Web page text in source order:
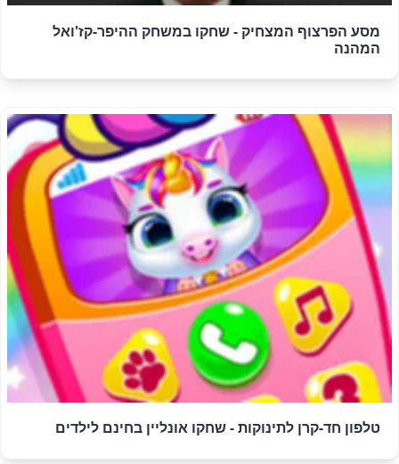
מסע הפרצוף המצחיק - שחקו במשחק ההיפר-קז'ואל
המהנה
טלפון חד-קרן לתינוקות - שחקו אונליין בחינם לילדים